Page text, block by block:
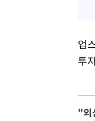
업
투
"외